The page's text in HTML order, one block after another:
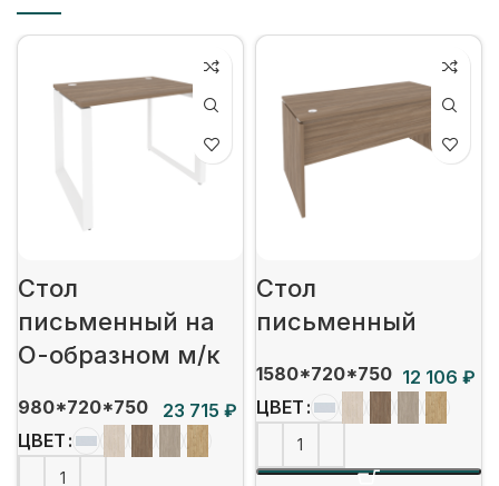
Стол
письменный на
О-образном м/к
980*720*750
₽
ЦВЕТ
Стол
письменный
1580*720*750
₽
ЦВЕТ